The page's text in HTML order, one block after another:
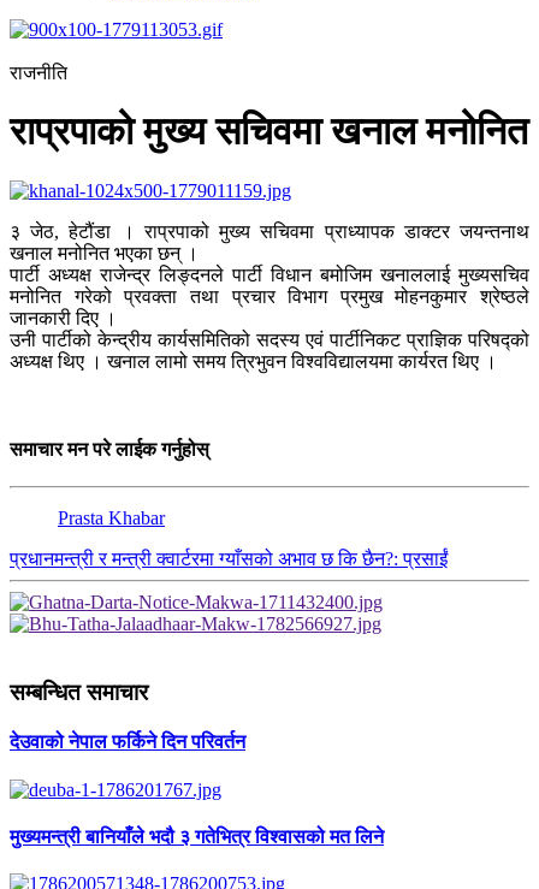
राजनीति
राप्रपाको मुख्य सचिवमा खनाल मनोनित
३ जेठ, हेटौंडा । राप्रपाको मुख्य सचिवमा प्राध्यापक डाक्टर जयन्तनाथ
खनाल मनोनित भएका छन् ।
पार्टी अध्यक्ष राजेन्द्र लिङ्दनले पार्टी विधान बमोजिम खनाललाई मुख्यसचिव
मनोनित गरेको प्रवक्ता तथा प्रचार विभाग प्रमुख मोहनकुमार श्रेष्ठले
जानकारी दिए ।
उनी पार्टीको केन्द्रीय कार्यसमितिको सदस्य एवं पार्टीनिकट प्राज्ञिक परिषद्को
अध्यक्ष थिए । खनाल लामो समय त्रिभुवन विश्वविद्यालयमा कार्यरत थिए ।
समाचार मन परे लाईक गर्नुहोस्
Prasta Khabar
प्रधानमन्त्री र मन्त्री क्वार्टरमा ग्याँसको अभाव छ कि छैन?: प्रसाईं
सम्बन्धित समाचार
देउवाको नेपाल फर्किने दिन परिवर्तन
मुख्यमन्त्री बानियाँले भदौ ३ गतेभित्र विश्वासको मत लिने